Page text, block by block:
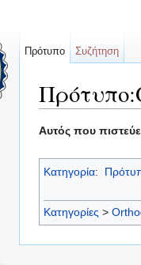
Αυτός που
Κατηγορία:
Κατηγορίες >
Πρότυπο Συζήτηση